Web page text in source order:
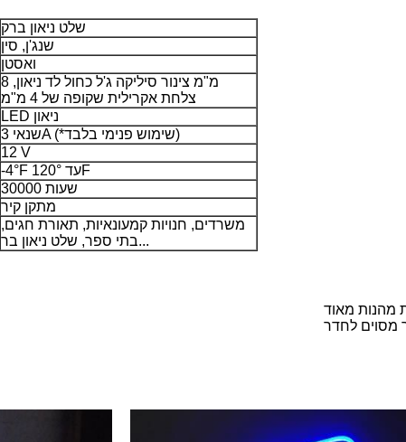
שלט ניאון ברק
שנג'ן, סין
ואסטן
8 מ"מ צינור סיליקה ג'ל כחול לד ניאון,
צלחת אקרילית שקופה של 4 מ"מ
LED ניאון
שנאי 3A (*שימוש פנימי בלבד)
12 V
-4°F עד 120°F
30000 שעות
מתקן קיר
משרדים, חנויות קמעונאיות, תאורת חגים,
בתי ספר, שלט ניאון בר...